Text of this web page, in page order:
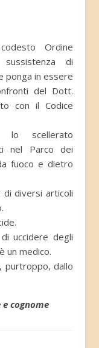
Ordine
sussistenza di
ponga in essere
del Dott.
con il Codice
lo scellerato
nel Parco dei
fuoco e dietro
di diversi articoli
uccidere degli
un medico.
purtroppo, dallo
cognome